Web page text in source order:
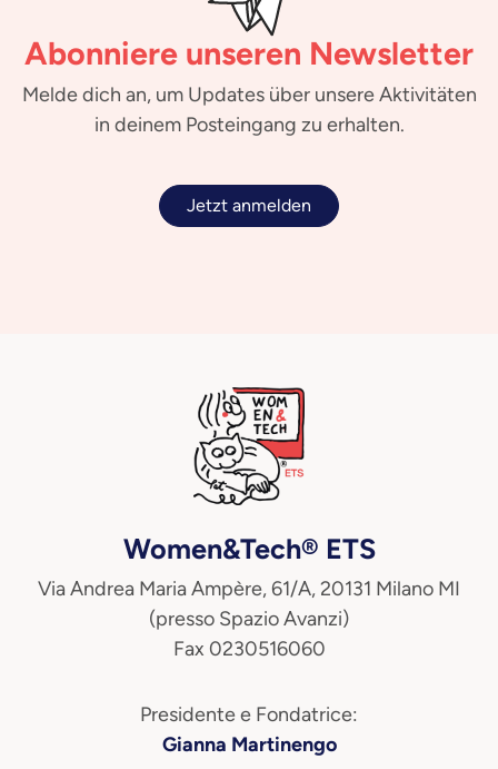
Abonniere unseren Newsletter
Melde dich an, um Updates über unsere Aktivitäten
in deinem Posteingang zu erhalten.
Jetzt anmelden
Women&Tech® ETS
Via Andrea Maria Ampère, 61/A, 20131 Milano MI
(presso Spazio Avanzi)
Fax 0230516060
Presidente e Fondatrice:
Gianna Martinengo